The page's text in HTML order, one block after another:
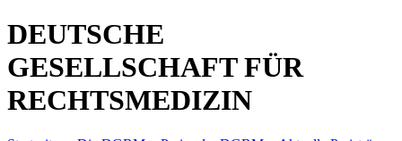
DEUTSCHE
GESELLSCHAFT FÜR
RECHTSMEDIZIN